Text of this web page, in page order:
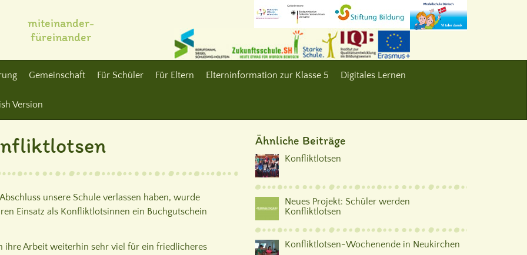
miteinander-
füreinander
Gemeinschaft Für Schüler Für Eltern Elterninformation zur Klasse 5 Digitales Lernen
Version
unsere Schule verlassen haben, wurde
Einsatz als Konfliktlotsinnen ein Buchgutschein
Arbeit weiterhin sehr viel für ein friedlicheres
Ähnliche Beiträge
Konfliktlotsen
Neues Projekt: Schüler werden
Konfliktlotsen
Konfliktlotsen-Wochenende in Neukirchen